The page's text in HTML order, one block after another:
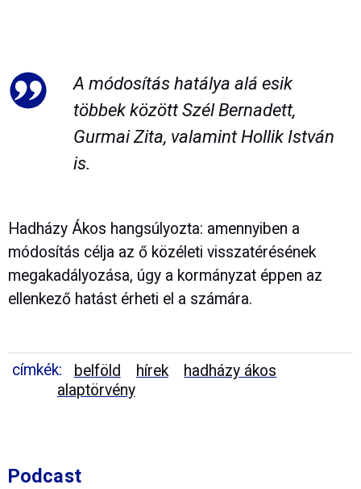
A módosítás hatálya alá esik
többek között Szél Bernadett,
Gurmai Zita, valamint Hollik István
is.
Hadházy Ákos hangsúlyozta: amennyiben a
módosítás célja az ő közéleti visszatérésének
megakadályozása, úgy a kormányzat éppen az
ellenkező hatást érheti el a számára.
címkék: belföld hírek
hadházy ákos
alaptörvény
Podcast